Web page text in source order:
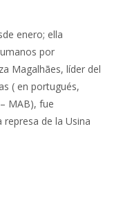
enero; ella
por
Magalhães, líder del
( en portugués,
MAB), fue
de la Usina